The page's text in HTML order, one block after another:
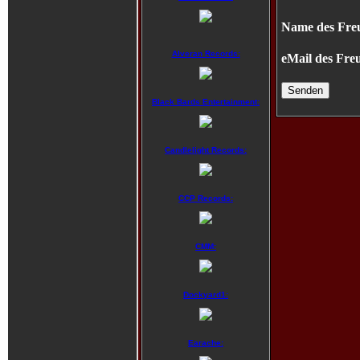
Alveran Records:
Black Bards Entertainment:
Candlelight Records:
CCP Records:
CMM:
Dockyard1:
Earache:
Name des
eMail des